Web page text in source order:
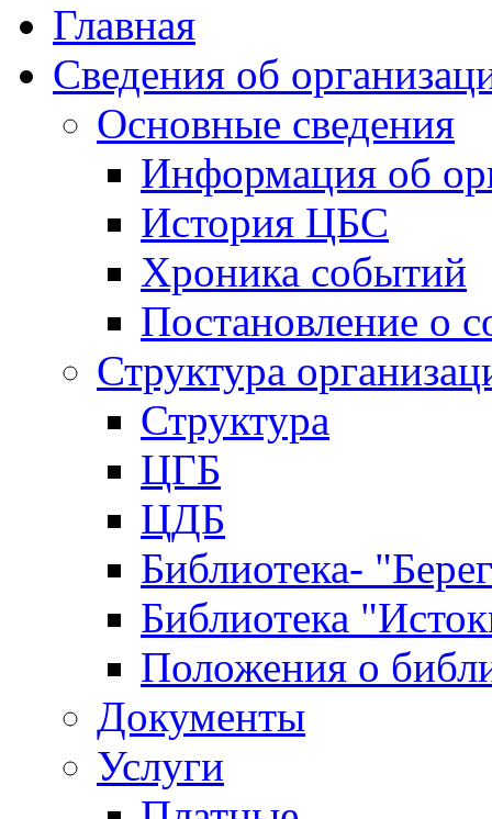
Главная
Сведения об
Основные сведения
Информация об
История ЦБС
Хроника событий
Постановление о
Структура
Структура
ЦГБ
ЦДБ
Библиотека-
Библиотека
Положения о
Документы
Услуги